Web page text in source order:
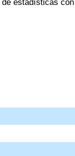
estadísticas